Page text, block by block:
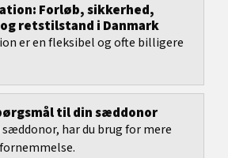
Forløb, sikkerhed,
retstilstand i Danmark
er en fleksibel og ofte billigere
til din sæddonor
har du brug for mere